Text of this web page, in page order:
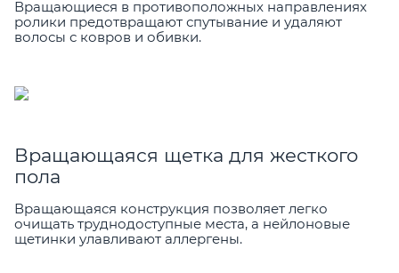
Вращающиеся в противоположных направлениях
ролики предотвращают спутывание и удаляют
волосы с ковров и обивки.
Вращающаяся щетка для жесткого
пола
Вращающаяся конструкция позволяет легко
очищать труднодоступные места, а нейлоновые
щетинки улавливают аллергены.